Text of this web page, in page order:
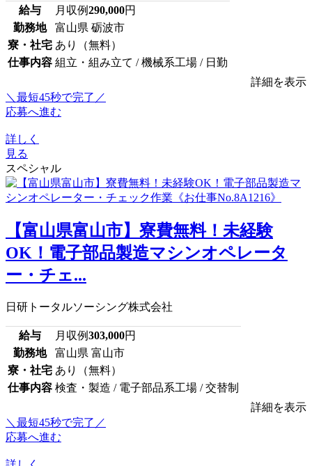
給与 月収例290,000円
勤務地
富山県 砺波市
寮・社宅 あり（無料）
仕事内容 組立・組み立て / 機械系工場 / 日勤
詳細を表示
＼最短45秒で完了／
応募へ進む
詳しく
見る
スペシャル
【富山県富山市】寮費無料！未経験
OK！電子部品製造マシンオペレータ
ー・チェ...
日研トータルソーシング株式会社
給与 月収例303,000円
勤務地
富山県 富山市
寮・社宅 あり（無料）
仕事内容 検査・製造 / 電子部品系工場 / 交替制
詳細を表示
＼最短45秒で完了／
応募へ進む